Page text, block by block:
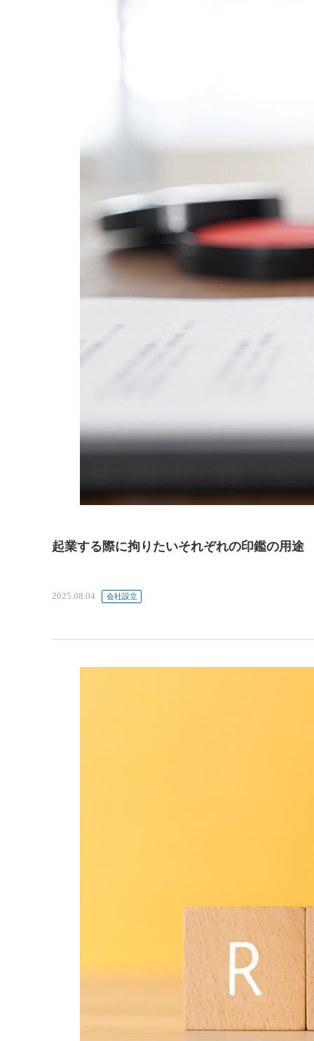
起業する際に拘りたいそれぞれの印鑑の用途
2025.08.04 会社設立